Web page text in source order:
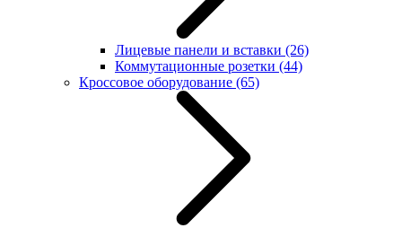
Лицевые панели и вставки (26)
Коммутационные розетки (44)
Кроссовое оборудование (65)